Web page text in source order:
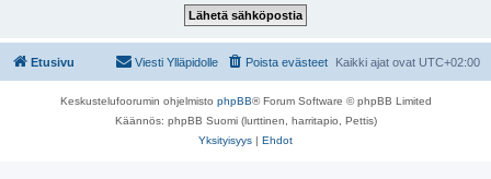
Etusivu Kaikki ajat ovat UTC+02:00
Poista evästeet
Viesti Ylläpidolle
Keskustelufoorumin ohjelmisto phpBB® Forum Software © phpBB Limited
Käännös: phpBB Suomi (lurttinen, harritapio, Pettis)
Yksityisyys | Ehdot